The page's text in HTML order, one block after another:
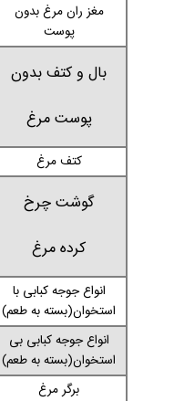
مغز ران مرغ بدون
پوست
بال و کتف بدون
پوست مرغ
کتف مرغ
گوشت چرخ
کرده مرغ
انواع جوجه کبابی با
استخوان(بسته به طعم)
انواع جوجه کبابی بی
استخوان(بسته به طعم)
برگر مرغ